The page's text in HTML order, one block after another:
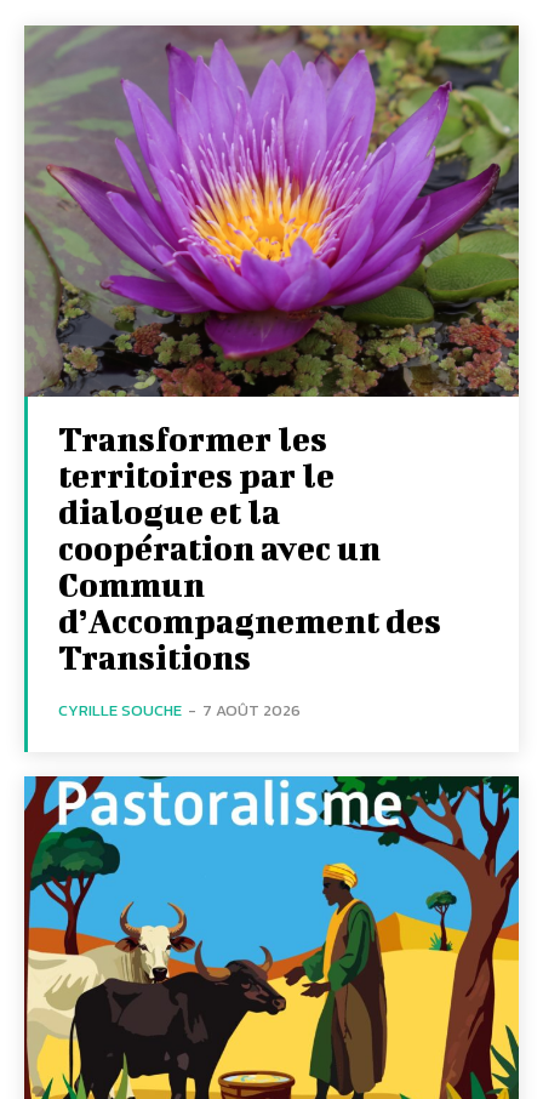
Transformer les
territoires par le
dialogue et la
coopération avec un
Commun
d’Accompagnement des
Transitions
CYRILLE SOUCHE - 7 AOÛT 2026